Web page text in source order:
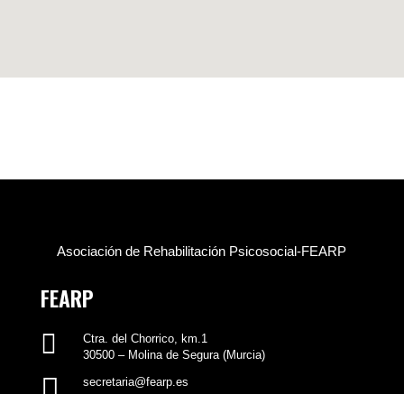
Asociación de Rehabilitación Psicosocial-FEARP
FEARP

Ctra. del Chorrico, km.1
30500 – Molina de Segura (Murcia)
secretaria@fearp.es